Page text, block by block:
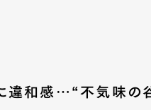
違和感…“不気味の